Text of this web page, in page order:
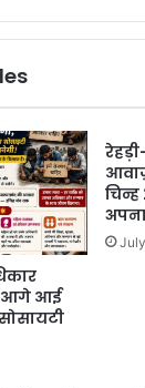
आगे आई